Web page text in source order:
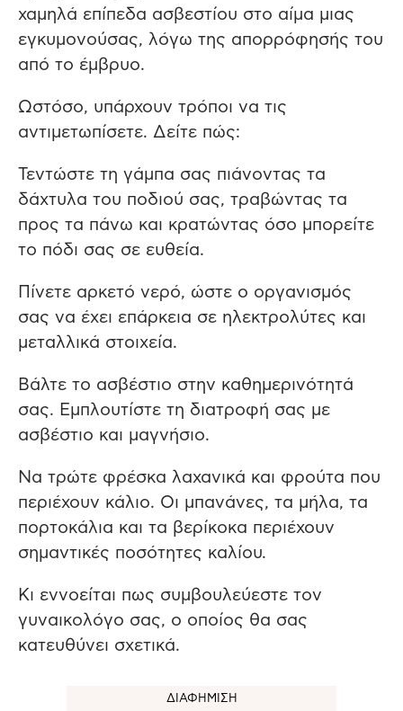
χαμηλά επίπεδα ασβεστίου στο αίμα μιας
εγκυμονούσας, λόγω της απορρόφησής του
από το έμβρυο.
Ωστόσο, υπάρχουν τρόποι να τις
αντιμετωπίσετε. Δείτε πώς:
Τεντώστε τη γάμπα σας πιάνοντας τα
δάχτυλα του ποδιού σας, τραβώντας τα
προς τα πάνω και κρατώντας όσο μπορείτε
το πόδι σας σε ευθεία.
Πίνετε αρκετό νερό, ώστε ο οργανισμός
σας να έχει επάρκεια σε ηλεκτρολύτες και
μεταλλικά στοιχεία.
Βάλτε το ασβέστιο στην καθημερινότητά
σας. Εμπλουτίστε τη διατροφή σας με
ασβέστιο και μαγνήσιο.
Να τρώτε φρέσκα λαχανικά και φρούτα που
περιέχουν κάλιο. Οι μπανάνες, τα μήλα, τα
πορτοκάλια και τα βερίκοκα περιέχουν
σημαντικές ποσότητες καλίου.
Κι εννοείται πως συμβουλεύεστε τον
γυναικολόγο σας, ο οποίος θα σας
κατευθύνει σχετικά.